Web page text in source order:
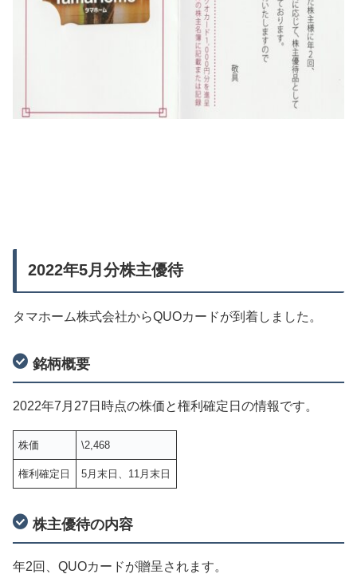
2022年5月分株主優待
タマホーム株式会社からQUOカードが到着しました。
銘柄概要
2022年7月27日時点の株価と権利確定日の情報です。
株価 \2,468
権利確定日 5月末日、11月末日
株主優待の内容
年2回、QUOカードが贈呈されます。